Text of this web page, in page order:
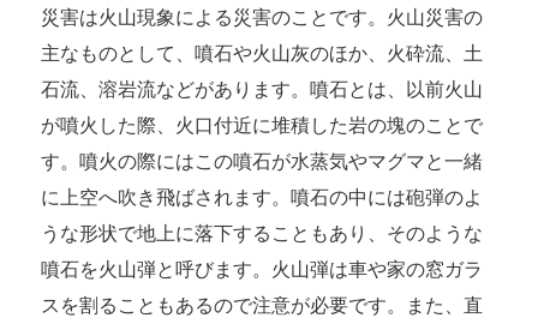
災害は火山現象による災害のことです。火山災害の
主なものとして、噴石や火山灰のほか、火砕流、土
石流、溶岩流などがあります。噴石とは、以前火山
が噴火した際、火口付近に堆積した岩の塊のことで
す。噴火の際にはこの噴石が水蒸気やマグマと一緒
に上空へ吹き飛ばされます。噴石の中には砲弾のよ
うな形状で地上に落下することもあり、そのような
噴石を火山弾と呼びます。火山弾は車や家の窓ガラ
スを割ることもあるので注意が必要です。また、直